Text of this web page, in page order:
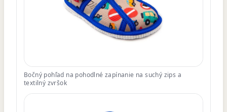
Bočný pohľad na pohodlné zapínanie na suchý zips a
textilný zvršok